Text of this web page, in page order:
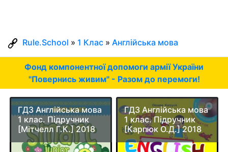
Rule.School » 1 Клас » Англійська мова
Фонд компонентної допомоги армії України
"Повернись живим" - Разом до перемоги!
ГДЗ Англійська мова
1 клас. Підручник
[Мітчелл Г.К.] 2018
ГДЗ Англійська мова
1 клас. Підручник
[Карпюк О.Д.] 2018